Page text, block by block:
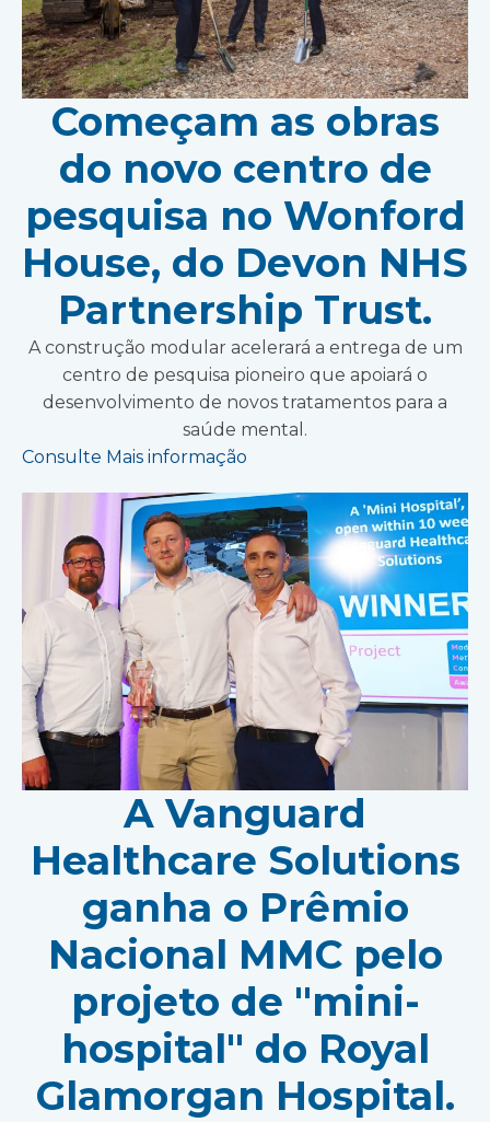
Começam as obras
do novo centro de
pesquisa no Wonford
House, do Devon NHS
Partnership Trust.
A construção modular acelerará a entrega de um
centro de pesquisa pioneiro que apoiará o
desenvolvimento de novos tratamentos para a
saúde mental.
Consulte Mais informação
A Vanguard
Healthcare Solutions
ganha o Prêmio
Nacional MMC pelo
projeto de "mini-
hospital" do Royal
Glamorgan Hospital.